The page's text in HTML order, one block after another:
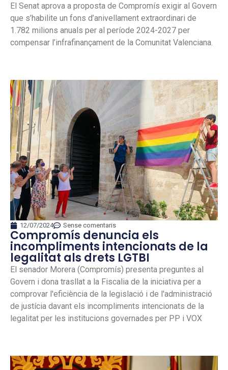
El Senat aprova a proposta de Compromís exigir al Govern
que s’habilite un fons d’anivellament extraordinari de
1.782 milions anuals per al període 2024-2027 per
compensar l’infrafinançament de la Comunitat Valenciana.
12/07/2024 Sense comentaris
Compromís denuncia els
incompliments intencionats de la
legalitat als drets LGTBI
El senador Morera (Compromís) presenta preguntes al
Govern i dona trasllat a la Fiscalia de la iniciativa per a
comprovar l'eficiència de la legislació i de l'administració
de justícia davant els incompliments intencionats de la
legalitat per les institucions governades per PP i VOX